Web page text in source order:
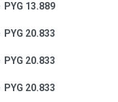
PYG 13.889
PYG 20.833
PYG 20.833
PYG 20.833